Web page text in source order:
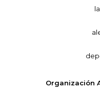
Organización